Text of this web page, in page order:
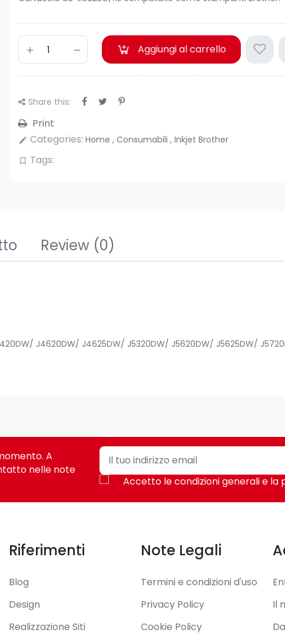
Aggiungi al carrello
Share this:
Print
edit Categories: Home , Consumabili , Inkjet Brother
bookmark_border Tags:
Review (0)
J4620DW/ J4625DW/ J5320DW/ J5620DW/ J5625DW/
A
nelle note
Accetto le condizioni generali e la
Riferimenti
Blog
Design
Realizzazione Siti
Note Legali
Termini e condizioni d'uso
Privacy Policy
Cookie Policy
Il